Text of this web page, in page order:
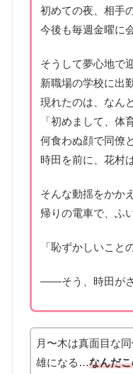
初めての夜、相手
今後も毎週金曜に
そうして夢心地で
新職場の学校に出
現れたのは、なん
「初めまして、体
何食わぬ顔で同僚
時田を前に、花村
そんな動揺をかか
帰りの電車で、ふ
「恥ずかしいこと
――そう、時田がさ
月〜木は真面目な
雄になる…なんだ